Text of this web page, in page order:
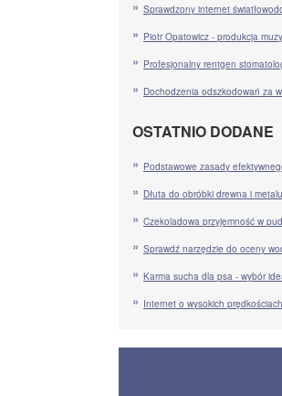
Sprawdzony internet
Piotr Opatowicz - produkcja
Profesjonalny rentgen
Dochodzenia odszkodowań za
OSTATNIO DODANE
Podstawowe zasady
Dłuta do obróbki drewna i metalu
Czekoladowa przyjemność w
Sprawdź narzędzie do oceny
Karma sucha dla psa - wybór
Internet o wysokich